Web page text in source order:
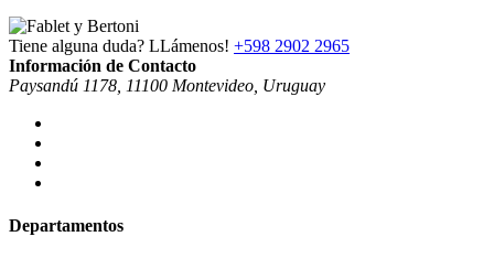
Tiene alguna duda? LLámenos! +598 2902 2965
Información de Contacto
Paysandú 1178, 11100 Montevideo, Uruguay
Departamentos